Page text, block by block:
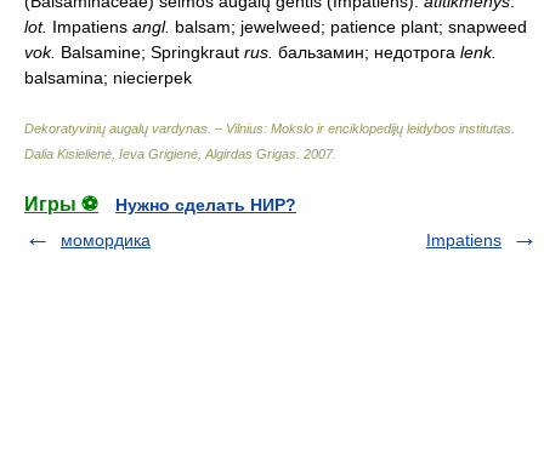
lot. Impatiens angl. balsam; jewelweed; patience plant; snapweed
vok. Balsamine; Springkraut rus. бальзамин; недотрога lenk.
balsamina; niecierpek
Dekoratyvinių augalų vardynas. – Vilnius: Mokslo ir enciklopedijų leidybos institutas
Dalia Kisielienė, Ieva Grigienė, Algirdas Grigas 2007.
Игры ⚽
Нужно сделать НИР?
момордика
Impatiens